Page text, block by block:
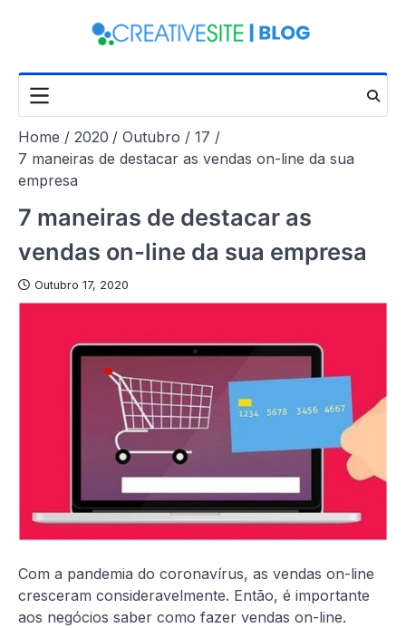
Home 2020 Outubro
17
7 maneiras de destacar as vendas on-line da sua
empresa
7 maneiras de destacar as
vendas on-line da sua empresa
Outubro 17, 2020
Com a pandemia do coronavírus, as vendas on-line
cresceram consideravelmente. Então, é importante
aos negócios saber como fazer vendas on-line.